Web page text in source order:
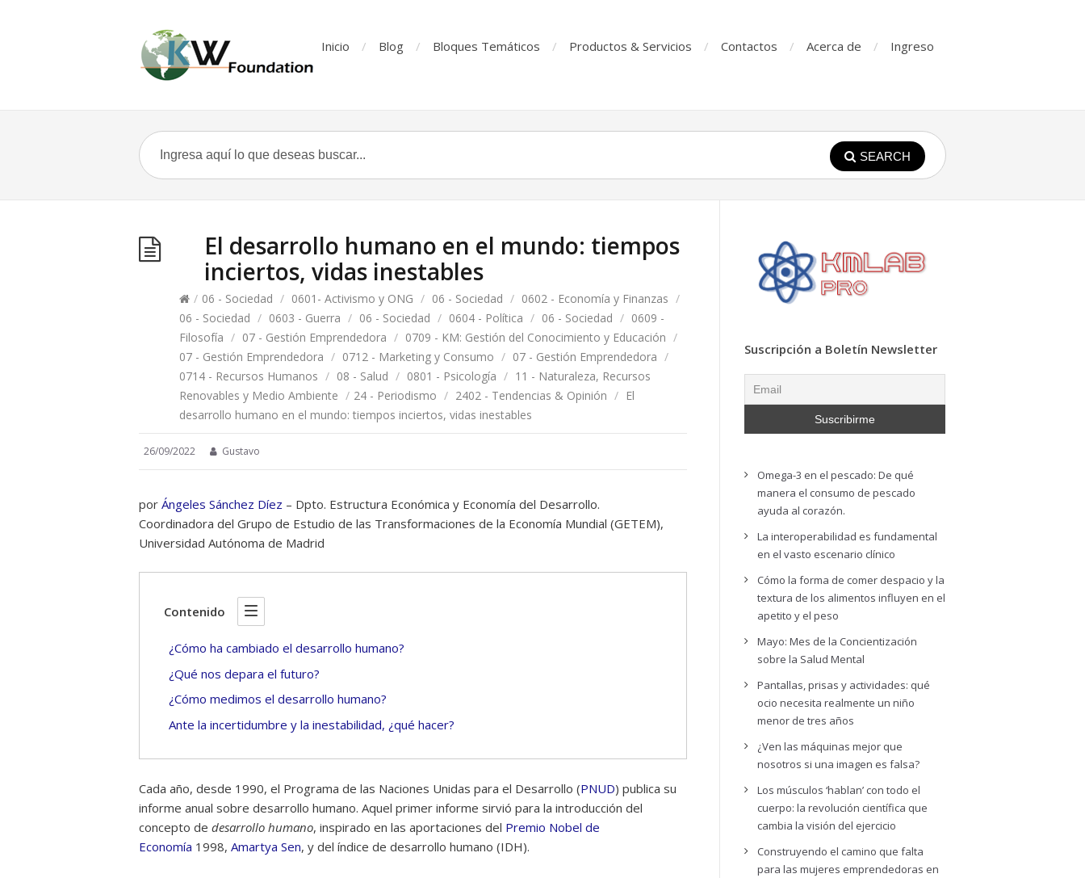
Inicio Blog Bloques Temáticos Productos & Servicios Contactos Acerca de Ingreso
SEARCH
El desarrollo humano en el mundo: tiempos
inciertos, vidas inestables
/ 06 - Sociedad / 0601- Activismo y ONG / 06 - Sociedad / 0602 - Economía y Finanzas /
06 - Sociedad / 0603 - Guerra / 06 - Sociedad / 0604 - Política / 06 - Sociedad / 0609 -
Filosofía / 07 - Gestión Emprendedora / 0709 - KM: Gestión del Conocimiento y Educación /
07 - Gestión Emprendedora / 0712 - Marketing y Consumo / 07 - Gestión Emprendedora /
0714 - Recursos Humanos / 08 - Salud / 0801 - Psicología / 11 - Naturaleza, Recursos
Renovables y Medio Ambiente / 24 - Periodismo / 2402 - Tendencias & Opinión / El
desarrollo humano en el mundo: tiempos inciertos, vidas inestables
26/09/2022 Gustavo
por Ángeles Sánchez Díez – Dpto. Estructura Económica y Economía del Desarrollo.
Coordinadora del Grupo de Estudio de las Transformaciones de la Economía Mundial (GETEM),
Universidad Autónoma de Madrid
Contenido
¿Cómo ha cambiado el desarrollo humano?
¿Qué nos depara el futuro?
¿Cómo medimos el desarrollo humano?
Ante la incertidumbre y la inestabilidad, ¿qué hacer?
Cada año, desde 1990, el Programa de las Naciones Unidas para el Desarrollo (PNUD) publica su
informe anual sobre desarrollo humano. Aquel primer informe sirvió para la introducción del
concepto de desarrollo humano, inspirado en las aportaciones del Premio Nobel de
Economía 1998, Amartya Sen, y del índice de desarrollo humano (IDH).
Suscripción a Boletín Newsletter
Omega-3 en el pescado: De qué
manera el consumo de pescado
ayuda al corazón.
La interoperabilidad es fundamental
en el vasto escenario clínico
Cómo la forma de comer despacio y la
textura de los alimentos influyen en el
apetito y el peso
Mayo: Mes de la Concientización
sobre la Salud Mental
Pantallas, prisas y actividades: qué
ocio necesita realmente un niño
menor de tres años
¿Ven las máquinas mejor que
nosotros si una imagen es falsa?
Los músculos ‘hablan’ con todo el
cuerpo: la revolución científica que
cambia la visión del ejercicio
Construyendo el camino que falta
para las mujeres emprendedoras en